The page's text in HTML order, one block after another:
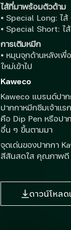
ไส้ที่มาพร้อมตัวด้าม
• Special Long: ไ
• Special Short: ไ
การเติมหมึก
• หมุนจุกด้านหลังเพื่
ใหม่เข้าไป
Kaweco
Kaweco แบรนด์ปาก
ปากกาหมึกซึมเจ้าแ
คือ Dip Pen หรือป
อื่น ๆ ขึ้นตามมา
จุดเด่นของปากกา
สีสันสดใส คุณภาพดี
ดาวน์โหล